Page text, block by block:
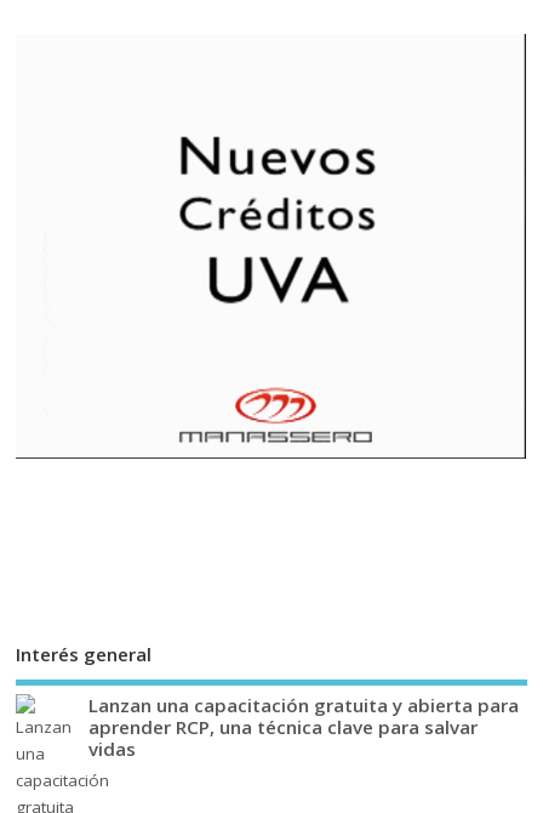
Interés general
Lanzan una capacitación gratuita y abierta para
aprender RCP, una técnica clave para salvar
vidas